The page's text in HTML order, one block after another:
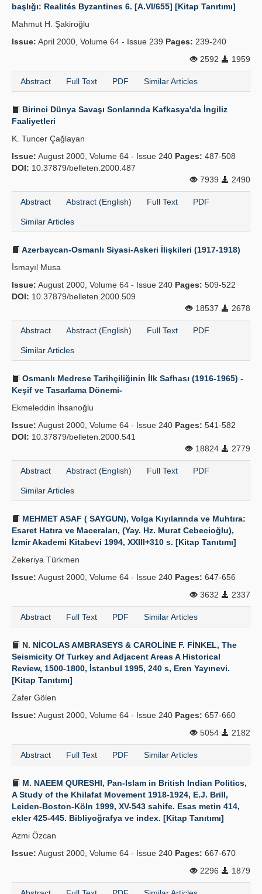
başlığı: Realités Byzantines 6. [A.VI/655] [Kitap Tanıtımı]
Mahmut H. Şakiroğlu
Issue: April 2000, Volume 64 - Issue 239 Pages: 239-240
2592
1959
Abstract Full Text PDF Similar Articles
Birinci Dünya Savaşı Sonlarında Kafkasya'da İngiliz
Faaliyetleri
K. Tuncer Çağlayan
Issue: August 2000, Volume 64 - Issue 240 Pages: 487-508
DOI: 10.37879/belleten.2000.487
7939
2490
Abstract Abstract (English) Full Text PDF
Similar Articles
Azerbaycan-Osmanlı Siyasi-Askeri İlişkileri (1917-1918)
İsmayıl Musa
Issue: August 2000, Volume 64 - Issue 240 Pages: 509-522
DOI: 10.37879/belleten.2000.509
18537
2678
Abstract Abstract (English) Full Text PDF
Similar Articles
Osmanlı Medrese Tarihçiliğinin İlk Safhası (1916-1965) -
Keşif ve Tasarlama Dönemi-
Ekmeleddin İhsanoğlu
Issue: August 2000, Volume 64 - Issue 240 Pages: 541-582
DOI: 10.37879/belleten.2000.541
18824
2779
Abstract Abstract (English) Full Text PDF
Similar Articles
MEHMET ASAF ( SAYGUN), Volga Kıyılarında ve Muhtıra:
Esaret Hatıra ve Maceraları, (Yay. Hz. Murat Cebecioğlu),
İzmir Akademi Kitabevi 1994, XXIII+310 s. [Kitap Tanıtımı]
Zekeriya Türkmen
Issue: August 2000, Volume 64 - Issue 240 Pages: 647-656
3632
2337
Abstract Full Text PDF Similar Articles
N. NİCOLAS AMBRASEYS & CAROLİNE F. FİNKEL, The
Seismicity Of Turkey and Adjacent Areas A Historical
Review, 1500-1800, İstanbul 1995, 240 s, Eren Yayınevi.
[Kitap Tanıtımı]
Zafer Gölen
Issue: August 2000, Volume 64 - Issue 240 Pages: 657-660
5054
2182
Abstract Full Text PDF Similar Articles
M. NAEEM QURESHI, Pan-Islam in British Indian Politics,
A Study of the Khilafat Movement 1918-1924, E.J. Brill,
Leiden-Boston-Köln 1999, XV-543 sahife. Esas metin 414,
ekler 425-445. Bibliyoğrafya ve index. [Kitap Tanıtımı]
Azmi Özcan
Issue: August 2000, Volume 64 - Issue 240 Pages: 667-670
2296
1879